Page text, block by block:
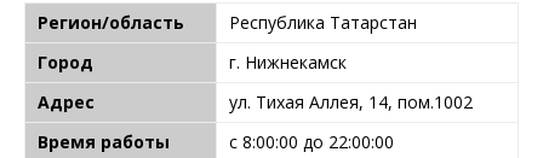
Регион/область
Республика Татарстан
Город
г. Нижнекамск
Адрес
ул. Тихая Аллея, 14, пом.1002
Время работы
с 8:00:00 до 22:00:00